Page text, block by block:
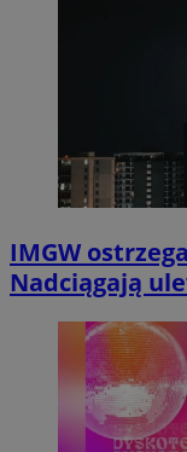
IMGW
Nadciągają